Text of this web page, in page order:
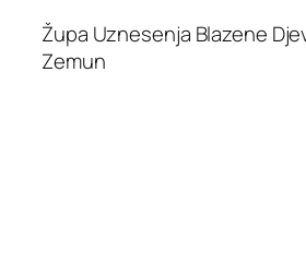
Župa Uznesenja Blazene
Zemun